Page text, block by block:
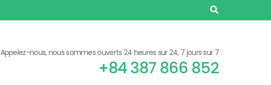
Appelez-nous, nous sommes ouverts 24 heures sur 24, 7 jours sur 7
+84 387 866 852